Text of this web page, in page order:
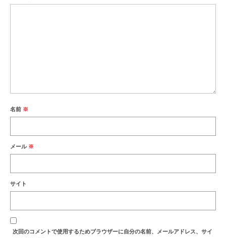
名前 ※
メール ※
サイト
次回のコメントで使用するためブラウザーに自分の名前、メールアドレス、サイ